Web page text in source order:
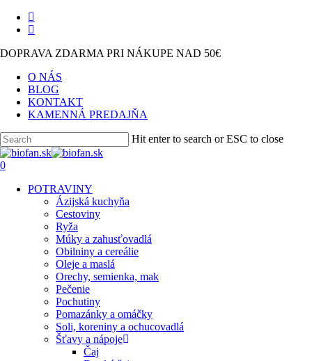
Skip
content
facebook
instagram
DOPRAVA ZDARMA PRI NÁKUPE NAD 50€
O NÁS
BLOG
KONTAKT
KAMENNÁ PREDAJŇA
Hit enter to search or ESC to close
Close
Search
search
0
POTRAVINY
Ázijská kuchyňa
Cestoviny
Ryža
Múky a zahusťovadlá
Obilniny a cereálie
Oleje a maslá
Orechy, semienka, mak
Pečenie
Pochutiny
Pomazánky a omáčky
Soli, koreniny a ochucovadlá
Šťavy a nápoje
Čaj